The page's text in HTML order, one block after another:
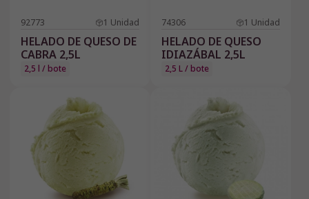
92773 1 Unidad
HELADO DE QUESO DE
CABRA 2,5L
2,5 l / bote
74306 1 Unidad
HELADO DE QUESO
IDIAZÁBAL 2,5L
2,5 L / bote